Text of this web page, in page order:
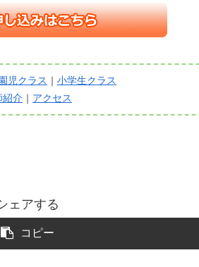
児クラス ｜ 小学生クラス
紹介 ｜ アクセス
ェアする
コピー